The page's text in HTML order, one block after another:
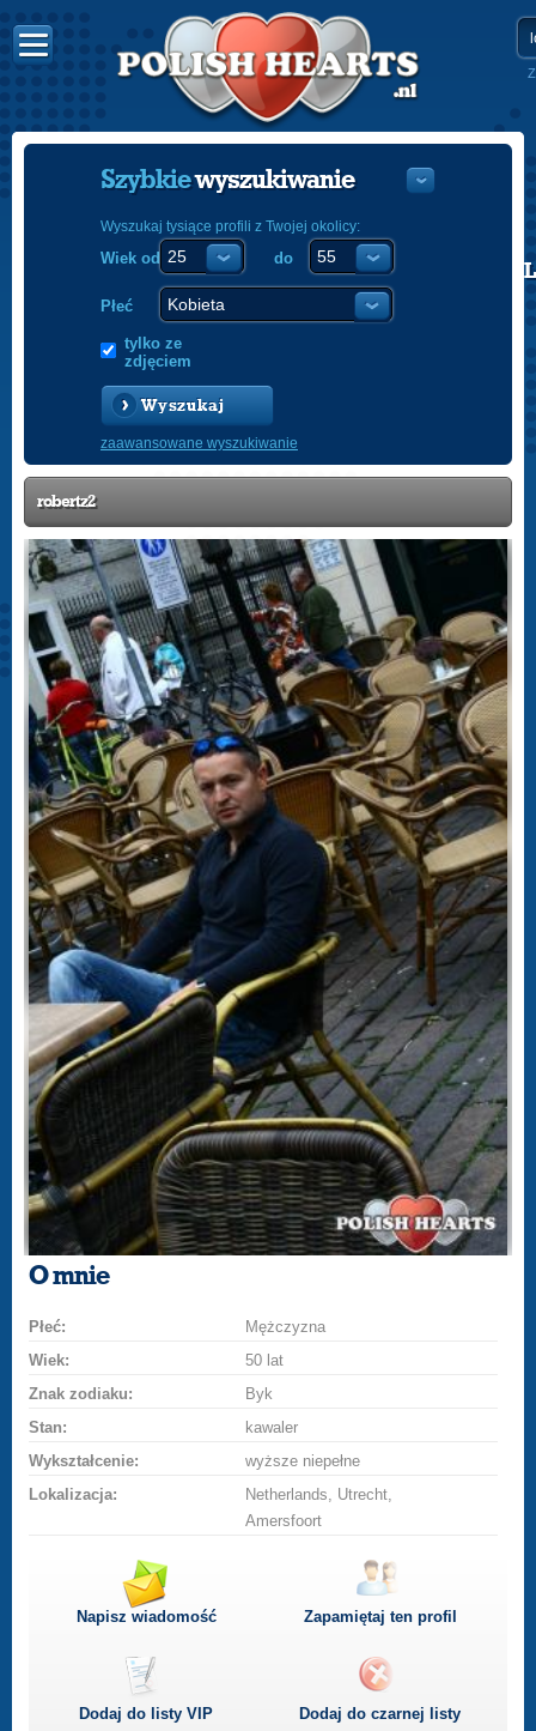
POLISH
Szybkiewyszukiwanie
Wyszukaj tysiące profili z Twojej okolicy:
Wiek od do
Płeć
tylko ze
zdjęciem
Wyszukaj
zaawansowane wyszukiwanie
robertz2
O mnie
Płeć:
Mężczyzna
Wiek:
50 lat
Znak zodiaku:
Byk
Stan:
kawaler
Wykształcenie:
wyższe niepełne
Lokalizacja:
Netherlands, Utrecht,
Amersfoort
Napisz wiadomość Zapamiętaj ten profil
Dodaj do listyVIP Dodaj do czarnej listy